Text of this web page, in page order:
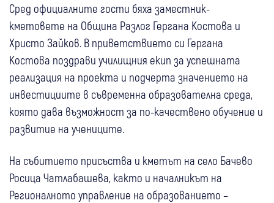
Сред официалните гости бяха заместник-
кметовете на Община Разлог Гергана Костова и
Христо Зайков. В приветствието си Гергана
Костова поздрави училищния екип за успешната
реализация на проекта и подчерта значението на
инвестициите в съвременна образователна среда,
която дава възможност за по-качествено обучение и
развитие на учениците.
На събитието присъства и кметът на село Бачево
Росица Чатлабашева, както и началникът на
Регионалното управление на образованието –